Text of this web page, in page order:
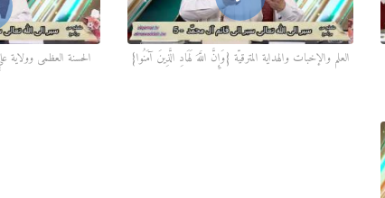
العلم والإخبات والهداية المترقيّة {وَإِنَّ اللَّهَ لَهَادِ الَّذِينَ آمَنُوا}
الحسنة العظمى